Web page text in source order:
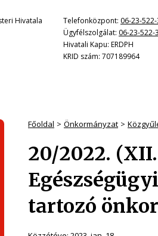
Hivatala
Telefonközpont: 06-23-
Ügyfélszolgálat: 06-23-522-
Hivatali Kapu: ERDPH
KRID szám: 707189964
Főoldal Önkormányzat
20/2022.
tartozó